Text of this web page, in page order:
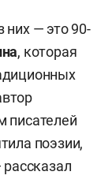
проекты
«Тукай»,
— это 90-
, которая
писателей
поэзии,